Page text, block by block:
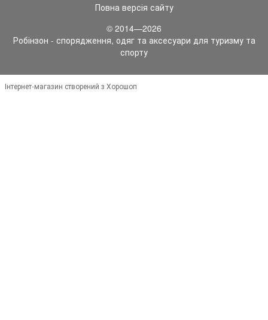
Повна версія сайту
© 2014—2026
Робінзон - спорядження, одяг та аксесуари для туризму та
спорту
Інтернет-магазин створений з Хорошоп